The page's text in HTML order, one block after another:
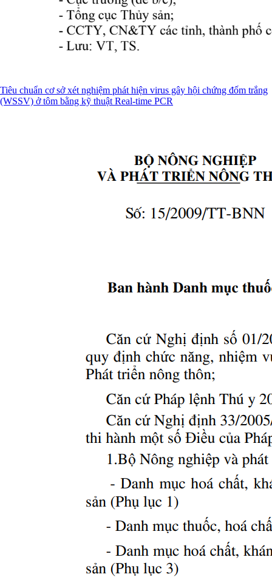
Tiêu chuẩn cơ sở xét nghiệm phát hiện virus gây hội chứng đốm trắng
(WSSV) ở tôm bằng kỹ thuật Real-time PCR